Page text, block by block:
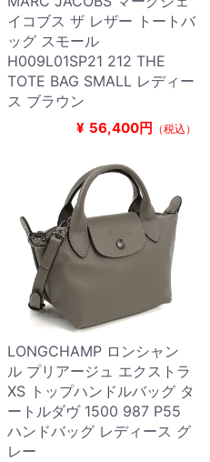
イコブス ザ レザー トートバ
ッグ スモール
H009L01SP21 212 THE
TOTE BAG SMALL レディー
ス ブラウン
¥ 56,400円 （税込）
LONGCHAMP ロンシャン
ル プリアージュ エクストラ
XS トップハンドルバッグ タ
ートルダヴ 1500 987 P55
ハンドバッグ レディース グ
レー